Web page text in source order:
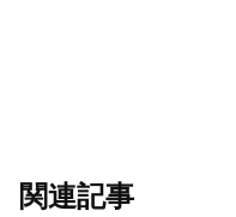
関連記事